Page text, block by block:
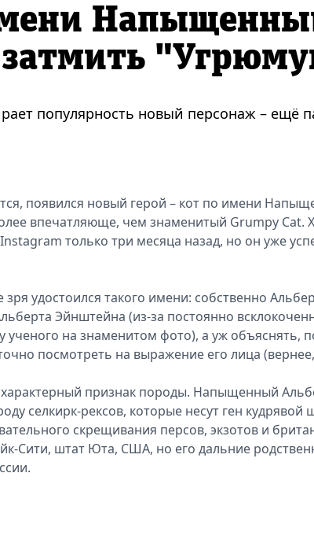
популярность новый персонаж – ещё
появился новый герой – кот по имени
впечатляюще, чем знаменитый Grumpy Cat.
только три месяца назад, но он уже
удостоился такого имени: собственно
Эйнштейна (из-за постоянно
на знаменитом фото), а уж объяснять,
посмотреть на выражение его лица
признак породы. Напыщенный
селкирк-рексов, которые несут ген
скрещивания персов, экзотов и
Сити, штат Юта, США, но его дальние